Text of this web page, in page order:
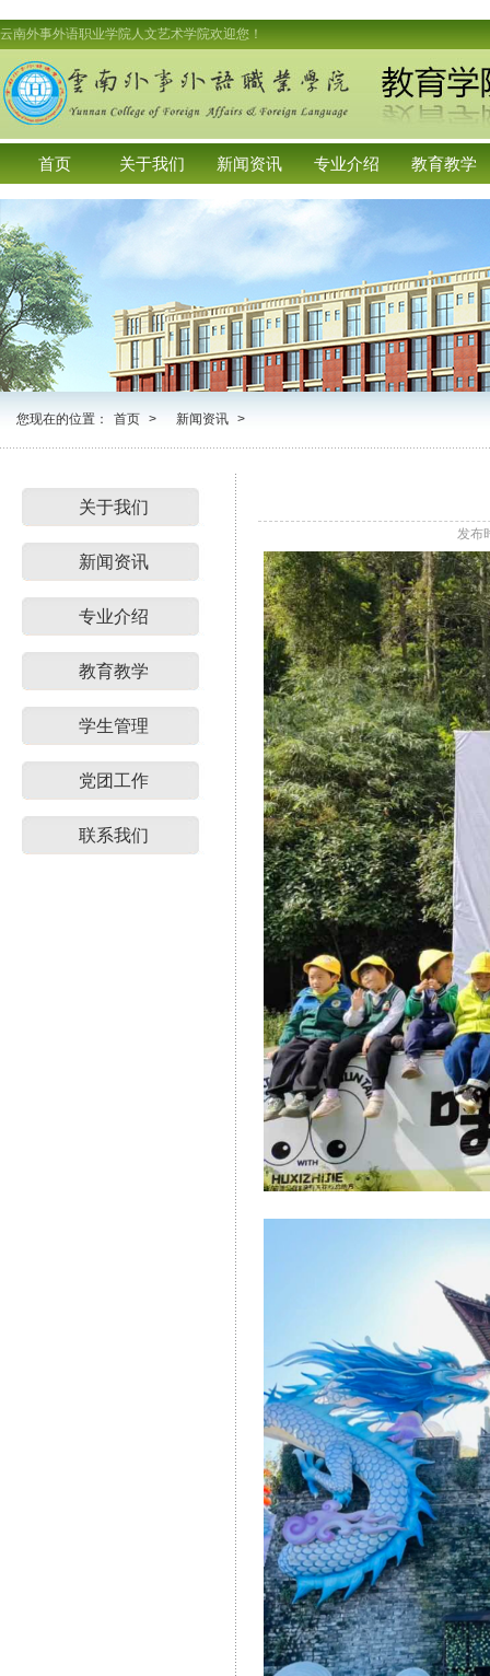
云南外事外语职业学院人文艺术学院欢迎您！
首页 关于我们 新闻资讯 专业介绍 教育教学
您现在的位置： 首页 > 新闻资讯 >
关于我们
新闻资讯
专业介绍
教育教学
学生管理
党团工作
联系我们
发布